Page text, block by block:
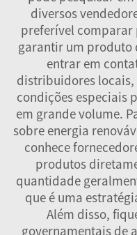
diversos
preferível comparar
garantir um produto
entrar em
distribuidores locais,
condições especiais
em grande volume.
sobre energia
conhece
produtos
quantidade
que é uma
Além disso,
governamentais de